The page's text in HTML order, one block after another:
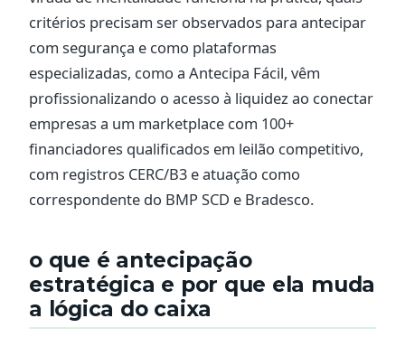
critérios precisam ser observados para antecipar
com segurança e como plataformas
especializadas, como a Antecipa Fácil, vêm
profissionalizando o acesso à liquidez ao conectar
empresas a um marketplace com 100+
financiadores qualificados em leilão competitivo,
com registros CERC/B3 e atuação como
correspondente do BMP SCD e Bradesco.
o que é antecipação
estratégica e por que ela muda
a lógica do caixa